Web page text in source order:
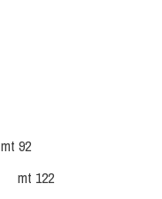
mt 92
mt 122